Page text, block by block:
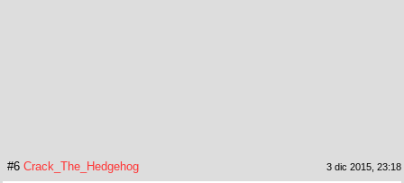
#6 Crack_The_Hedgehog 3 dic 2015, 23:18